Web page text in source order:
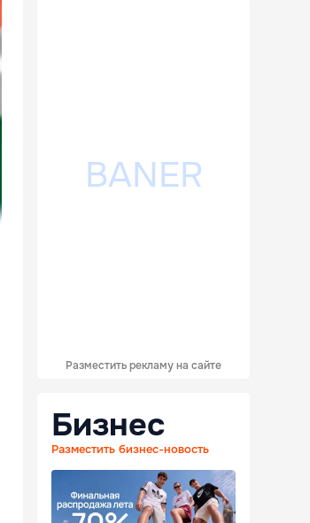
Разместить рекламу на сайте
Бизнес
Разместить бизнес-новость